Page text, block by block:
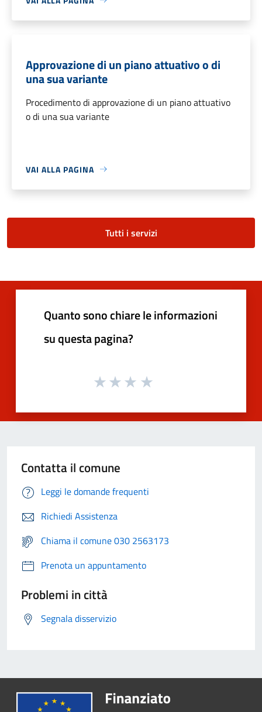
Approvazione di un piano attuativo o di
una sua variante
Procedimento di approvazione di un piano attuativo
o di una sua variante
VAI ALLA PAGINA
Tutti i servizi
Quanto sono chiare le informazioni
su questa pagina?
Contatta il comune
Leggi le domande frequenti
Richiedi Assistenza
Chiama il comune 030 2563173
Prenota un appuntamento
Problemi in città
Segnala disservizio